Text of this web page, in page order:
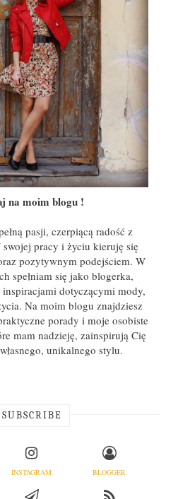
na moim blogu !
pasji, czerpiącą radość z
pracy i życiu kieruję się
pozytywnym podejściem. W
spełniam się jako blogerka,
dotyczącymi mody,
Na moim blogu znajdziesz
porady i moje osobiste
mam nadzieję, zainspirują Cię
unikalnego stylu.
SUBSCRIBE
INSTAGRAM BLOGGER